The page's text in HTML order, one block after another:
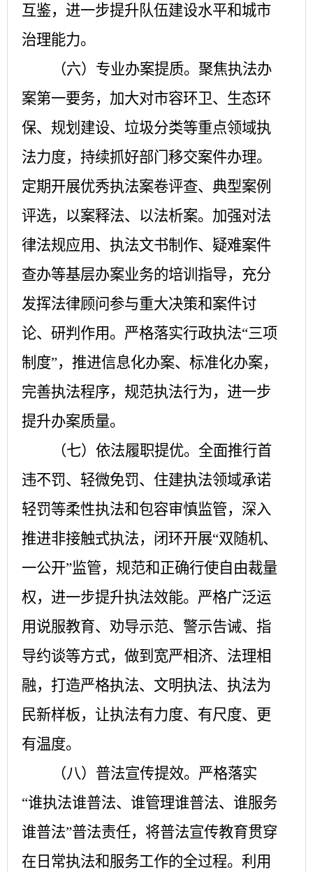
互鉴，进一步提升队伍建设水平和城市
治理能力。
（六）专业办案提质。 聚焦执法办
案第一要务，加大对市容环卫、生态环
保、规划建设、垃圾分类等重点领域执
法力度，持续抓好部门移交案件办理。
定期开展优秀执法案卷评查、典型案例
评选，以案释法、以法析案。加强对法
律法规应用、执法文书制作、疑难案件
查办等基层办案业务的培训指导，充分
发挥法律顾问参与重大决策和案件讨
论、研判作用。严格落实行政执法“三项
制度”，推进信息化办案、标准化办案，
完善执法程序，规范执法行为，进一步
提升办案质量。
（七）依法履职提优。 全面推行首
违不罚、轻微免罚、住建执法领域承诺
轻罚等柔性执法和包容审慎监管，深入
推进非接触式执法，闭环开展“双随机、
一公开”监管，规范和正确行使自由裁量
权，进一步提升执法效能。严格广泛运
用说服教育、劝导示范、警示告诫、指
导约谈等方式，做到宽严相济、法理相
融，打造严格执法、文明执法、执法为
民新样板，让执法有力度、有尺度、更
有温度。
（八）普法宣传提效。 严格落实
“谁执法谁普法、谁管理谁普法、谁服务
谁普法”普法责任，将普法宣传教育贯穿
在日常执法和服务工作的全过程。利用